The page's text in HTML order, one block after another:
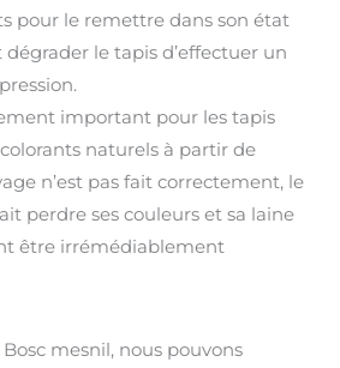
pour le remettre dans son état
dégrader le tapis d’effectuer un
important pour les tapis
naturels à partir de
n’est pas fait correctement, le
perdre ses couleurs et sa laine
être irrémédiablement
mesnil, nous pouvons